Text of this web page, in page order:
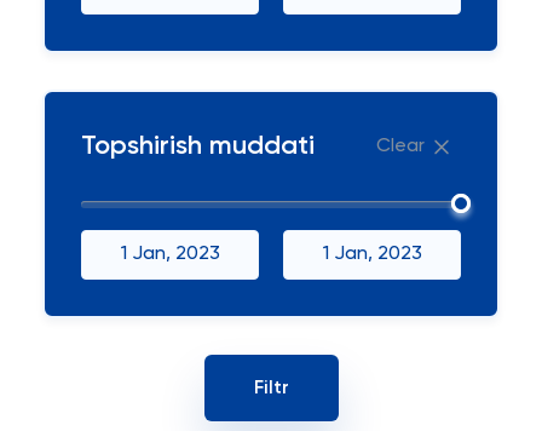
Topshirish muddati Clear
1 Jan, 2023 1 Jan, 2023